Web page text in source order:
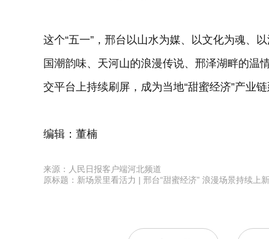
这个“五一”，邢台以山水为媒、以文化为魂、
国潮韵味、天河山的浪漫传说、邢泽湖畔的温
交平台上持续刷屏，成为当地“甜蜜经济”产业链
编辑：董楠
来源：人民日报客户端河北频道
原标题：新场景里看活力 | 邢台“甜蜜经济” 浪漫场景持续上新